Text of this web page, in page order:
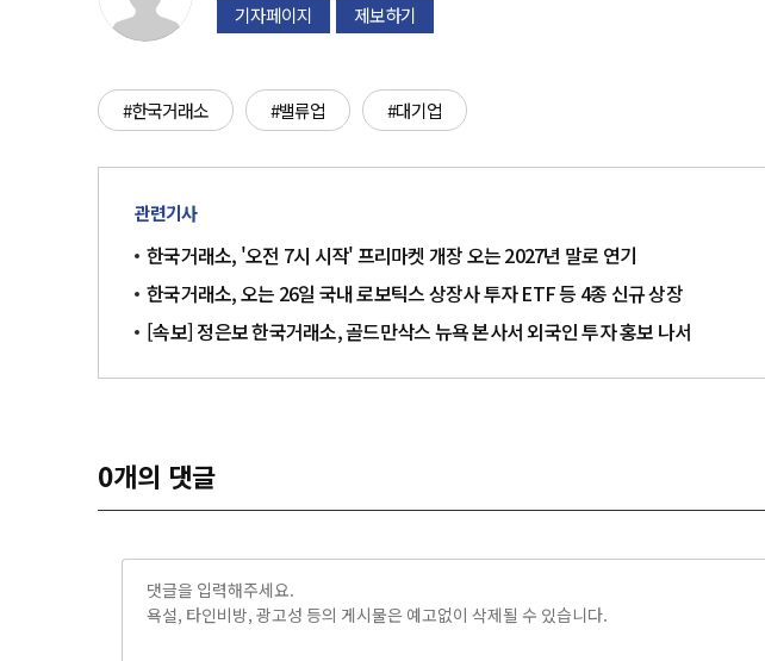
기자페이지 제보하기
#한국거래소 #밸류업 #대기업
관련기사
한국거래소, '오전 7시 시작' 프리마켓 개장 오는 2027년 말로 연기
한국거래소, 오는 26일 국내 로보틱스 상장사 투자 ETF 등 4종 신규 상장
[속보] 정은보 한국거래소, 골드만삭스 뉴욕 본사서 외국인 투자 홍보 나서
0개의 댓글